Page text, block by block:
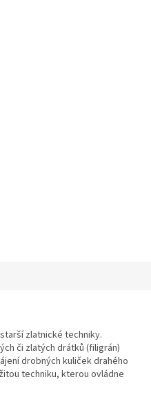
zlatnické techniky.
či zlatých drátků (filigrán)
drobných kuliček drahého
techniku, kterou ovládne